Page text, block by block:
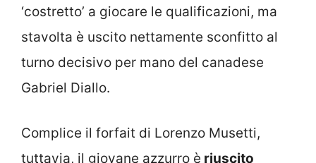
‘costretto’ a giocare le qualificazioni, ma
stavolta è uscito nettamente sconfitto al
turno decisivo per mano del canadese
Gabriel Diallo.
Complice il forfait di Lorenzo Musetti,
tuttavia, il giovane azzurro è riuscito